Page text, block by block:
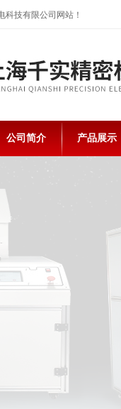
科技有限公司网站！
公司简介 产品展示